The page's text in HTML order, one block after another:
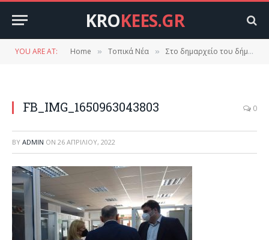
KROKEES.GR
YOU ARE AT: Home » Τοπικά Νέα » Στο δημαρχείο του δήμου Ευρώτα ο Κυριάκος Πιερρακάκης.
FB_IMG_1650963043803 0
BY ADMIN ON 26 ΑΠΡΙΛΊΟΥ, 2022